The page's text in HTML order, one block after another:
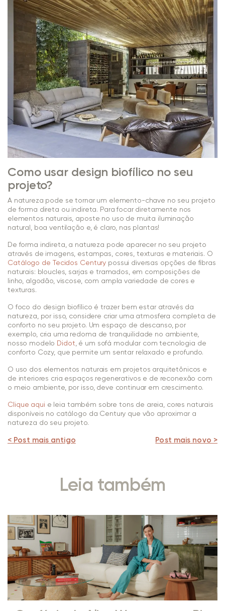
Como usar design biofílico no seu
projeto?
A natureza pode se tornar um elemento-chave no seu projeto
de forma direta ou indireta. Para focar diretamente nos
elementos naturais, aposte no uso de muita iluminação
natural, boa ventilação e, é claro, nas plantas!
De forma indireta, a natureza pode aparecer no seu projeto
através de imagens, estampas, cores, texturas e materiais. O
Catálogo de Tecidos Century possui diversas opções de fibras
naturais: bloucles, sarjas e tramados, em composições de
linho, algodão, viscose, com ampla variedade de cores e
texturas.
O foco do design biofílico é trazer bem estar através da
natureza, por isso, considere criar uma atmosfera completa de
conforto no seu projeto. Um espaço de descanso, por
exemplo, cria uma redoma de tranquilidade no ambiente,
nosso modelo Didot , é um sofá modular com tecnologia de
conforto Cozy, que permite um sentar relaxado e profundo.
O uso dos elementos naturais em projetos arquitetônicos e
de interiores cria espaços regenerativos e de reconexão com
o meio ambiente, por isso, deve continuar em crescimento.
Clique aqui e leia também sobre tons de areia, cores naturais
disponíveis no catálogo da Century que vão aproximar a
natureza do seu projeto.
< Post mais antigo Post mais novo >
Leia também